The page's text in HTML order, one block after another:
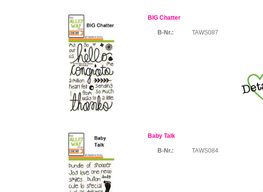
BIG Chatter
B-Nr.: TAWS087
Baby Talk
B-Nr.: TAWS084